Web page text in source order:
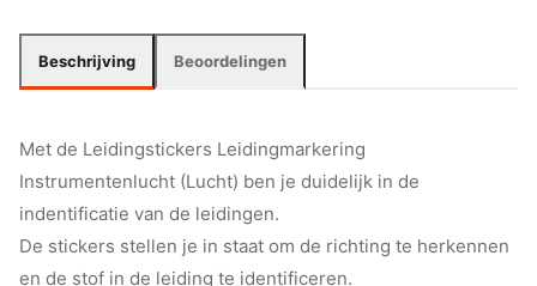
Beschrijving Beoordelingen
Met de Leidingstickers Leidingmarkering
Instrumentenlucht (Lucht) ben je duidelijk in de
indentificatie van de leidingen.
De stickers stellen je in staat om de richting te herkennen
en de stof in de leiding te identificeren.